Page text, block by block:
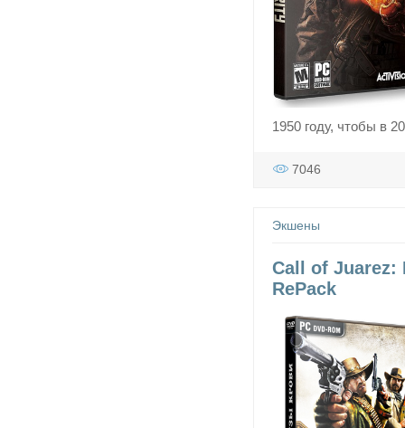
1950 году, чтобы в
7046
Экшены
Call of Juarez:
RePack